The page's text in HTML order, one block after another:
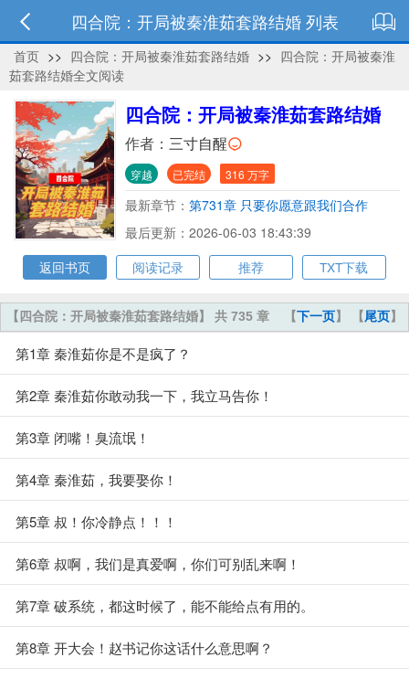
四合院：开局被秦淮茹套路结婚 列表
首页 >> 四合院：开局被秦淮茹套路结婚 >> 四合院：开局被秦淮
茹套路结婚全文阅读
四合院：开局被秦淮茹套路结婚
作者： 三寸自醒
穿越 已完结 316 万字
最新章节： 第731章 只要你愿意跟我们合作
最后更新：2026-06-03 18:43:39
返回书页
阅读记录 推荐 TXT下载
【下一页】 【尾页】
【四合院：开局被秦淮茹套路结婚】 共 735 章
第1章 秦淮茹你是不是疯了？
第2章 秦淮茹你敢动我一下，我立马告你！
第3章 闭嘴！臭流氓！
第4章 秦淮茹，我要娶你！
第5章 叔！你冷静点！！！
第6章 叔啊，我们是真爱啊，你们可别乱来啊！
第7章 破系统，都这时候了，能不能给点有用的。
第8章 开大会！赵书记你这话什么意思啊？